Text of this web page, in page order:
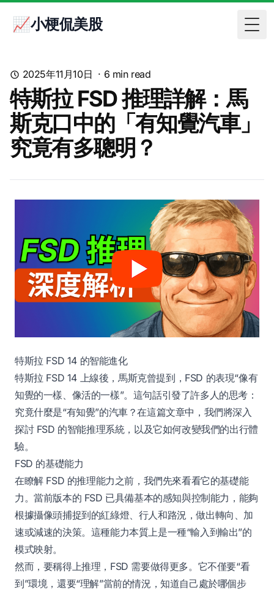
📈小梗侃美股
2025年11月10日 · 6 min read
特斯拉 FSD 推理詳解：馬
斯克口中的「有知覺汽車」
究竟有多聰明？
特斯拉 FSD 14 的智能進化
特斯拉 FSD 14 上線後，馬斯克曾提到，FSD 的表現“像有
知覺的一樣、像活的一樣”。這句話引發了許多人的思考：
究竟什麼是“有知覺”的汽車？在這篇文章中，我們將深入
探討 FSD 的智能推理系統，以及它如何改變我們的出行體
驗。
FSD 的基礎能力
在瞭解 FSD 的推理能力之前，我們先來看看它的基礎能
力。當前版本的 FSD 已具備基本的感知與控制能力，能夠
根據攝像頭捕捉到的紅綠燈、行人和路況，做出轉向、加
速或減速的決策。這種能力本質上是一種“輸入到輸出”的
模式映射。
然而，要稱得上推理，FSD 需要做得更多。它不僅要“看
到”環境，還要“理解”當前的情況，知道自己處於哪個步